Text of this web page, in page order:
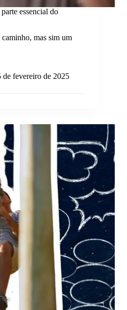
essencial do
mas sim um
de fevereiro de 2025